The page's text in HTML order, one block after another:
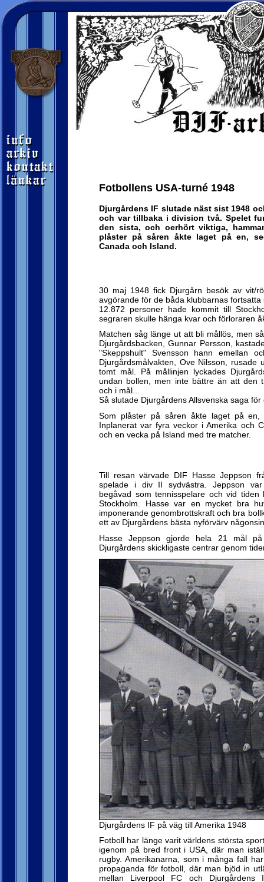
Fotbollens USA-turné 1948
Djurgårdens IF slutade näst sist 1948
och var tillbaka i division två. Spelet
den sista, och oerhört viktiga,
plåster på såren åkte laget på en,
Canada och Island.
30 maj 1948 fick Djurgårn besök av vit/
avgörande för de båda klubbarnas fortsatta
12.872 personer hade kommit till
segraren skulle hänga kvar och förloraren
Matchen såg länge ut att bli mållös, men
Djurgårdsbacken, Gunnar Persson,
"Skeppshult" Svensson hann emellan
Djurgårdsmålvakten, Ove Nilsson,
tomt mål. På mållinjen lyckades
undan bollen, men inte bättre än att den
och i mål...
Så slutade Djurgårdens Allsvenska saga
Som plåster på såren åkte laget på
Inplanerat var fyra veckor i Amerika och
och en vecka på Island med tre matcher.
Till resan värvade DIF Hasse Jeppson
spelade i div II sydvästra. Jeppson
begåvad som tennisspelare och vid
Stockholm. Hasse var en mycket bra
imponerande genombrottskraft och bra
ett av Djurgårdens bästa nyförvärv
Hasse Jeppson gjorde hela 21 mål
Djurgårdens skickligaste centrar genom
Djurgårdens IF på väg till Amerika 1948
Fotboll har länge varit världens största
igenom på bred front i USA, där man
rugby. Amerikanarna, som i många fall
propaganda för fotboll, där man bjöd in
mellan Liverpool FC och